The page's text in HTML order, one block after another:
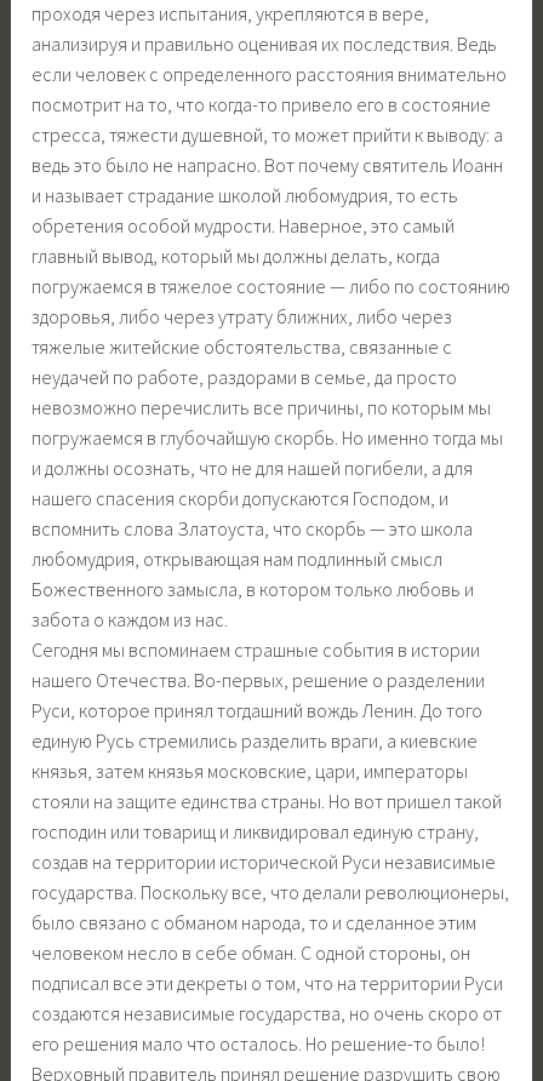
проходя через испытания, укрепляются в вере,
анализируя и правильно оценивая их последствия. Ведь
если человек с определенного расстояния внимательно
посмотрит на то, что когда-то привело его в состояние
стресса, тяжести душевной, то может прийти к выводу: а
ведь это было не напрасно. Вот почему святитель Иоанн
и называет страдание школой любомудрия, то есть
обретения особой мудрости. Наверное, это самый
главный вывод, который мы должны делать, когда
погружаемся в тяжелое состояние — либо по состоянию
здоровья, либо через утрату ближних, либо через
тяжелые житейские обстоятельства, связанные с
неудачей по работе, раздорами в семье, да просто
невозможно перечислить все причины, по которым мы
погружаемся в глубочайшую скорбь. Но именно тогда мы
и должны осознать, что не для нашей погибели, а для
нашего спасения скорби допускаются Господом, и
вспомнить слова Златоуста, что скорбь — это школа
любомудрия, открывающая нам подлинный смысл
Божественного замысла, в котором только любовь и
забота о каждом из нас.
Сегодня мы вспоминаем страшные события в истории
нашего Отечества. Во-первых, решение о разделении
Руси, которое принял тогдашний вождь Ленин. До того
единую Русь стремились разделить враги, а киевские
князья, затем князья московские, цари, императоры
стояли на защите единства страны. Но вот пришел такой
господин или товарищ и ликвидировал единую страну,
создав на территории исторической Руси независимые
государства. Поскольку все, что делали революционеры,
было связано с обманом народа, то и сделанное этим
человеком несло в себе обман. С одной стороны, он
подписал все эти декреты о том, что на территории Руси
создаются независимые государства, но очень скоро от
его решения мало что осталось. Но решение-то было!
Верховный правитель принял решение разрушить свою